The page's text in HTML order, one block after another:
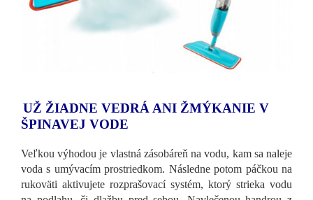
UŽ ŽIADNE VEDRÁ ANI ŽMÝKANIE V
ŠPINAVEJ VODE
Veľkou výhodou je vlastná zásobáreň na vodu, kam sa naleje
voda s umývacím prostriedkom. Následne potom páčkou na
rukoväti aktivujete rozprašovací systém, ktorý strieka vodu